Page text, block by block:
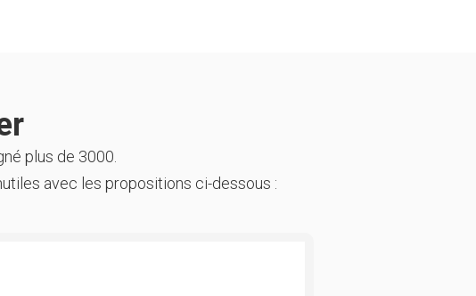
plus de 3000.
avec les propositions ci-dessous :